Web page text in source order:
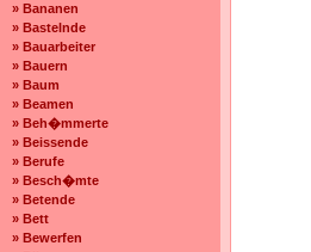
» Bananen
» Bastelnde
» Bauarbeiter
» Bauern
» Baum
» Beamen
» Beh�mmerte
» Beissende
» Berufe
» Besch�mte
» Betende
» Bett
» Bewerfen